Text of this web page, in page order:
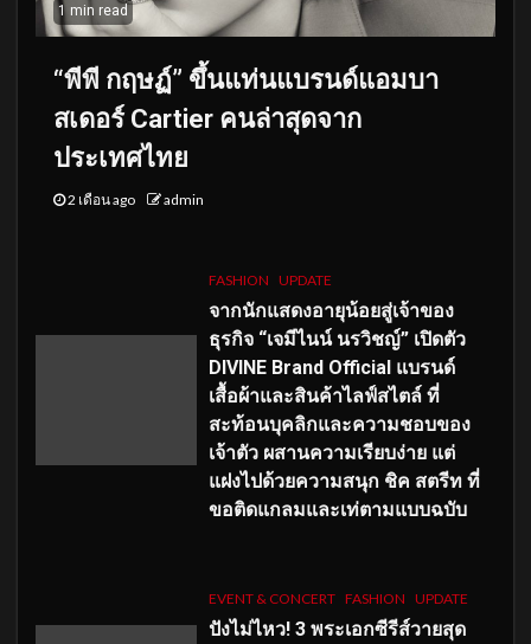
1 min read
“พีพี กฤษฏ์” ขึ้นแท่นแบรนด์แอมบา
สเดอร์ Cartier คนล่าสุดจาก
ประเทศไทย
2 เดือน ago admin
FASHION UPDATE
จากนักแสดงอายุน้อยสู่เจ้าของ
ธุรกิจ “เจมีไนน์ นรวิชญ์” เปิดตัว
DIVINE Brand Official แบรนด์
เสื้อผ้าและสินค้าไลฟ์สไตล์ ที่
สะท้อนบุคลิกและความชอบของ
เจ้าตัว ผสานความเรียบง่าย แต่
แฝงไปด้วยความสนุก ชิค สตรีท ที่
ขอติดแกลมและเท่ตามแบบฉบับ
EVENT & CONCERT FASHION UPDATE
ปังไม่ไหว! 3 พระเอกซีรีส์วายสุด